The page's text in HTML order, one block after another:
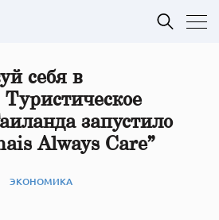
себя в
Туристическое
запустило
Always Care”
ЭКОНОМИКА